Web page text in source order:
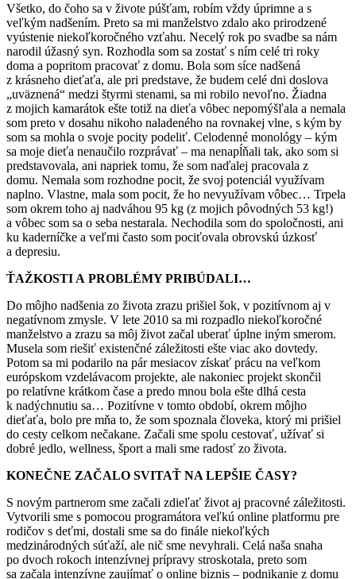
Všetko, do čoho sa v živote púšťam, robím vždy úprimne a s
veľkým nadšením. Preto sa mi manželstvo zdalo ako prirodzené
vyústenie niekoľkoročného vzťahu. Necelý rok po svadbe sa nám
narodil úžasný syn. Rozhodla som sa zostať s ním celé tri roky
doma a popritom pracovať z domu. Bola som síce nadšená
z krásneho dieťaťa, ale pri predstave, že budem celé dni doslova
„uväznená“ medzi štyrmi stenami, sa mi robilo nevoľno. Žiadna
z mojich kamarátok ešte totiž na dieťa vôbec nepomýšľala a nemala
som preto v dosahu nikoho naladeného na rovnakej vlne, s kým by
som sa mohla o svoje pocity podeliť. Celodenné monológy – kým
sa moje dieťa nenaučilo rozprávať – ma nenapĺňali tak, ako som si
predstavovala, ani napriek tomu, že som naďalej pracovala z
domu. Nemala som rozhodne pocit, že svoj potenciál využívam
naplno. Vlastne, mala som pocit, že ho nevyužívam vôbec… Trpela
som okrem toho aj nadváhou 95 kg (z mojich pôvodných 53 kg!)
a vôbec som sa o seba nestarala. Nechodila som do spoločnosti, ani
ku kaderníčke a veľmi často som pociťovala obrovskú úzkosť
a depresiu.
ŤAŽKOSTI A PROBLÉMY PRIBÚDALI…
Do môjho nadšenia zo života zrazu prišiel šok, v pozitívnom aj v
negatívnom zmysle. V lete 2010 sa mi rozpadlo niekoľkoročné
manželstvo a zrazu sa môj život začal uberať úplne iným smerom.
Musela som riešiť existenčné záležitosti ešte viac ako dovtedy.
Potom sa mi podarilo na pár mesiacov získať prácu na veľkom
európskom vzdelávacom projekte, ale nakoniec projekt skončil
po relatívne krátkom čase a predo mnou bola ešte dlhá cesta
k nadýchnutiu sa… Pozitívne v tomto období, okrem môjho
dieťaťa, bolo pre mňa to, že som spoznala človeka, ktorý mi prišiel
do cesty celkom nečakane. Začali sme spolu cestovať, užívať si
dobré jedlo, wellness, šport a mali sme radosť zo života.
KONEČNE ZAČALO SVITAŤ NA LEPŠIE ČASY?
S novým partnerom sme začali zdieľať život aj pracovné záležitosti.
Vytvorili sme s pomocou programátora veľkú online platformu pre
rodičov s deťmi, dostali sme sa do finále niekoľkých
medzinárodných súťaží, ale nič sme nevyhrali. Celá naša snaha
po dvoch rokoch intenzívnej prípravy stroskotala, preto som
sa začala intenzívne zaujímať o online biznis – podnikanie z domu